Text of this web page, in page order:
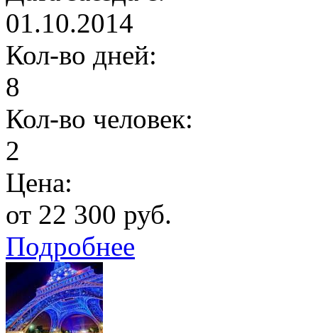
01.10.2014
Кол-во дней:
8
Кол-во человек:
2
Цена:
от 22 300 руб.
Подробнее